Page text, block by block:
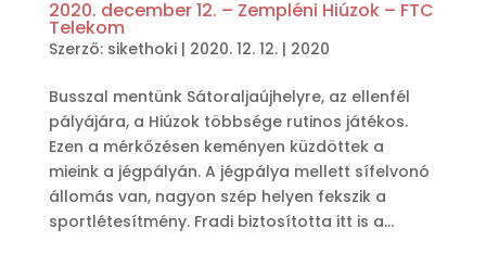
2020. december 12. – Zempléni Hiúzok – FTC
Telekom
Szerző: sikethoki| 2020. 12. 12.| 2020
Busszal mentünk Sátoraljaújhelyre, az ellenfél
pályájára, a Hiúzok többsége rutinos játékos.
Ezen a mérkőzésen keményen küzdöttek a
mieink a jégpályán. A jégpálya mellett sífelvonó
állomás van, nagyon szép helyen fekszik a
sportlétesítmény. Fradi biztosította itt is a...